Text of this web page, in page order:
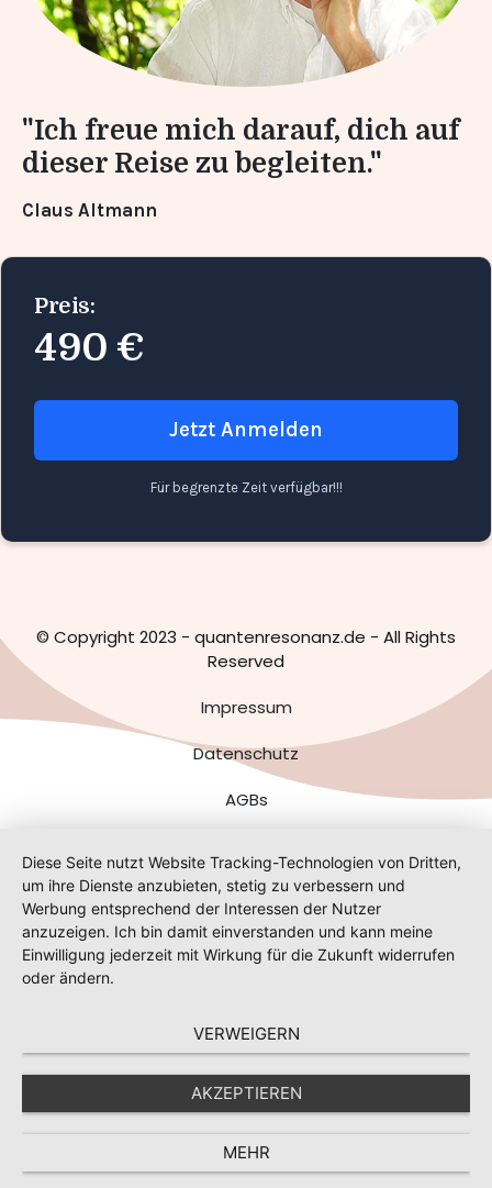
"Ich freue mich darauf, dich auf
dieser Reise zu begleiten."
Claus Altmann
Preis:
490 €
Jetzt Anmelden
Für begrenzte Zeit verfügbar!!!
© Copyright 2023 - quantenresonanz.de - All Rights
Reserved
Impressum
Datenschutz
AGBs
Diese Seite nutzt Website Tracking-Technologien von Dritten,
um ihre Dienste anzubieten, stetig zu verbessern und
Werbung entsprechend der Interessen der Nutzer
anzuzeigen. Ich bin damit einverstanden und kann meine
Einwilligung jederzeit mit Wirkung für die Zukunft widerrufen
oder ändern.
VERWEIGERN
AKZEPTIEREN
MEHR